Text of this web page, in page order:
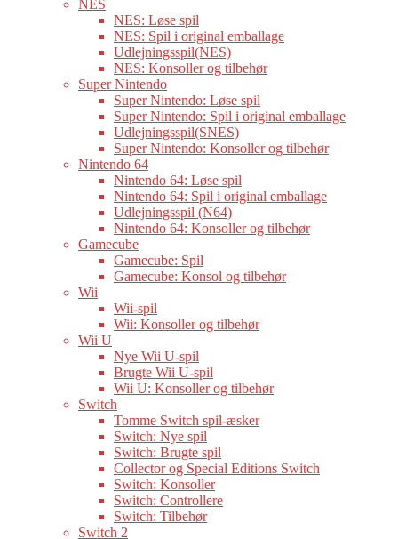
NES
NES: Løse spil
NES: Spil i original emballage
Udlejningsspil(NES)
NES: Konsoller og tilbehør
Super Nintendo
Super Nintendo: Løse spil
Super Nintendo: Spil i original emballage
Udlejningsspil(SNES)
Super Nintendo: Konsoller og tilbehør
Nintendo 64
Nintendo 64: Løse spil
Nintendo 64: Spil i original emballage
Udlejningsspil (N64)
Nintendo 64: Konsoller og tilbehør
Gamecube
Gamecube: Spil
Gamecube: Konsol og tilbehør
Wii
Wii-spil
Wii: Konsoller og tilbehør
Wii U
Nye Wii U-spil
Brugte Wii U-spil
Wii U: Konsoller og tilbehør
Switch
Tomme Switch spil-æsker
Switch: Nye spil
Switch: Brugte spil
Collector og Special Editions Switch
Switch: Konsoller
Switch: Controllere
Switch: Tilbehør
Switch 2